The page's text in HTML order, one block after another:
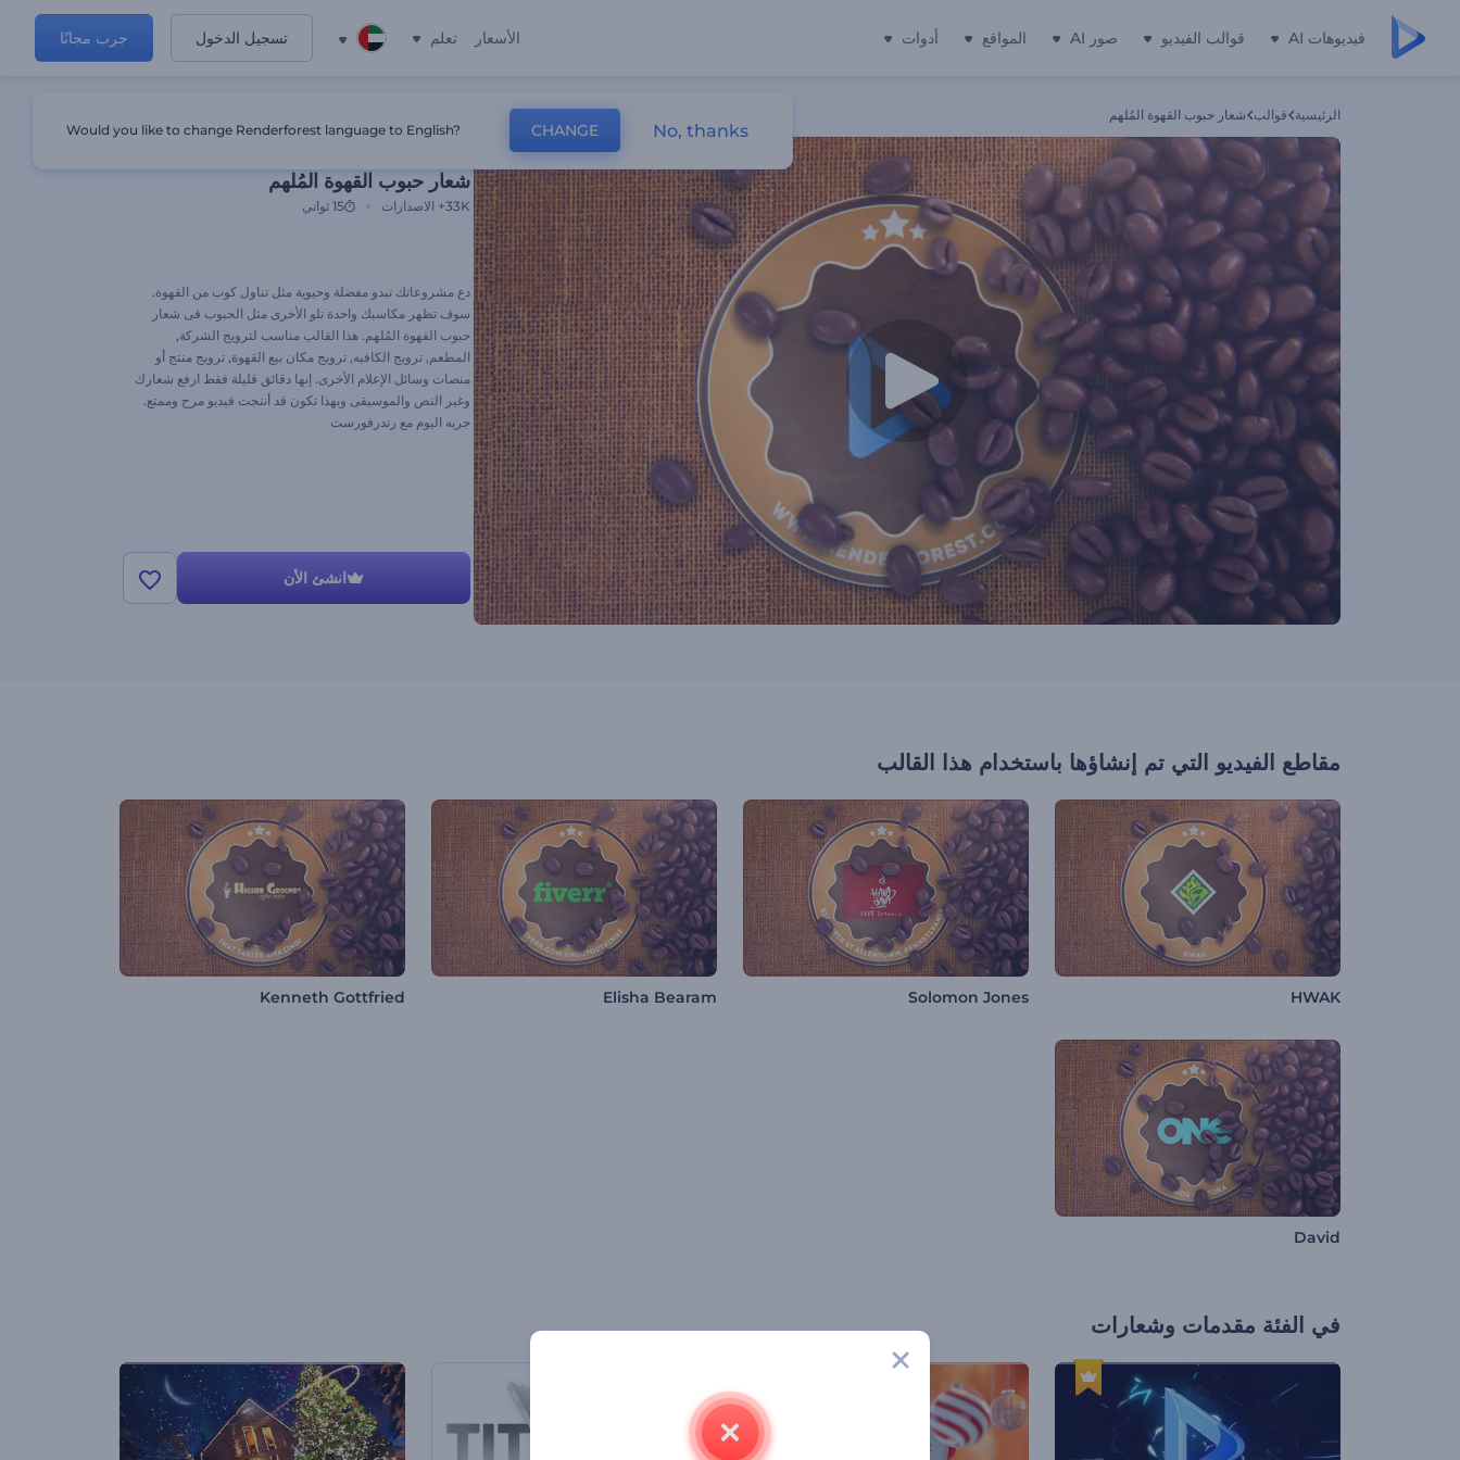
فيديوهات AI قوالب الفيديو صور AI المواقع أدوات الأسعار تعلم تسجيل الدخول جرب مجانًا
الرئيسية قوالب شعار حبوب القهوة المُلهم
شعار حبوب القهوة المُلهم
33K+ الاصدارات 15 ثواني
دع مشروعاتك تبدو مفضلة وحيوية مثل تناول كوب من القهوة.
سوف تظهر مكاسبك واحدة تلو الأخرى مثل الحبوب فى شعار
حبوب القهوة المُلهم. هذا القالب مناسب لترويج الشركة,
المطعم, ترويج الكافيه, ترويج مكان بيع القهوة, ترويج منتج أو
منصات وسائل الإعلام الأخرى. إنها دقائق قليلة فقط ارفع شعارك
وغير النص والموسيقى وبهذا تكون قد أنتجت فيديو مرح وممتع.
جربه اليوم مع رندرفورست
انشئ الأن
مقاطع الفيديو التي تم إنشاؤها باستخدام هذا القالب
HWAK
Solomon Jones
Elisha Bearam
Kenneth Gottfried
David
في الفئة مقدمات وشعارات
Would you like to change Renderforest language to English? CHANGE No, thanks